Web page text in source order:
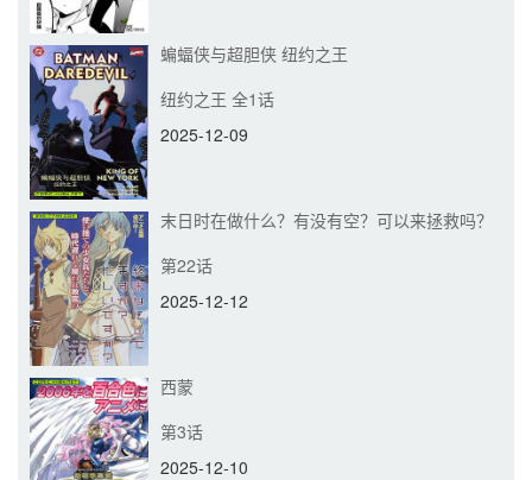
蝙蝠侠与超胆侠 纽约之王
纽约之王 全1话
2025-12-09
末日时在做什么？有没有空？可以来拯救吗？
第22话
2025-12-12
西蒙
第3话
2025-12-10